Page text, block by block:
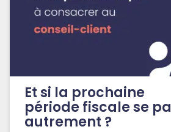
Et si la prochaine
période fiscale se
autrement ?